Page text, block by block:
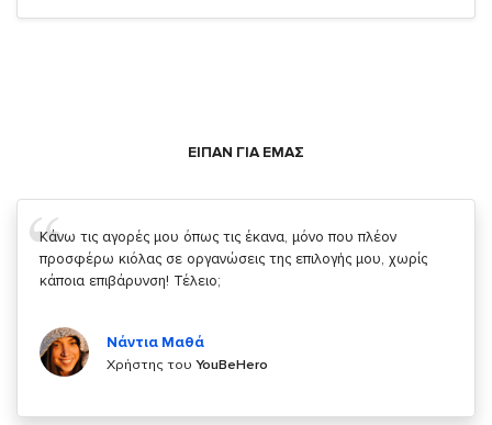
ΕΙΠΑΝ ΓΙΑ ΕΜΑΣ
Σας ευχαριστώ που μας δίνετε την δυνατότητα να κάνουμε
κάτι!
Χρήστης τουYouBeHero